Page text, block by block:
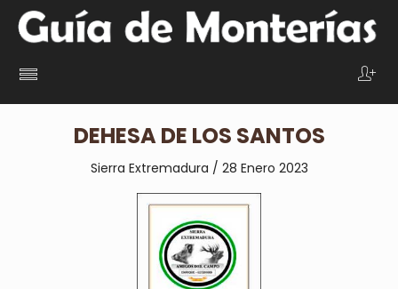
DEHESA DE LOS SANTOS
Sierra Extremadura / 28 Enero 2023